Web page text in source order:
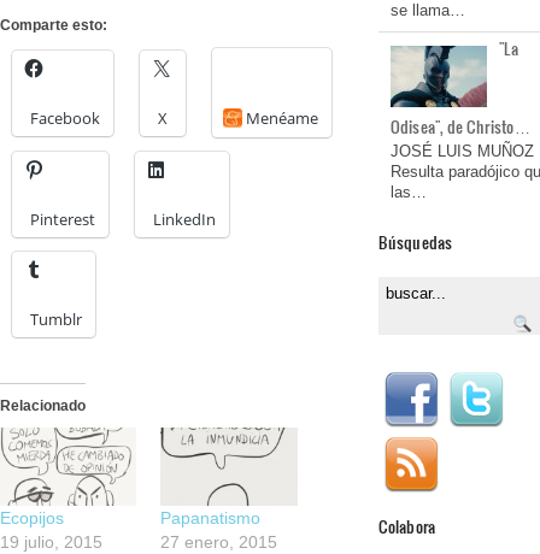
Comparte esto:
Facebook X Menéame
Pinterest LinkedIn
Tumblr
Relacionado
Ecopijos
19 julio, 2015
Papanatismo
27 enero, 2015
se llama…
"La
Odisea", de Christo…
JOSÉ LUIS MUÑOZ
Resulta paradójico
las…
Búsquedas
Colabora